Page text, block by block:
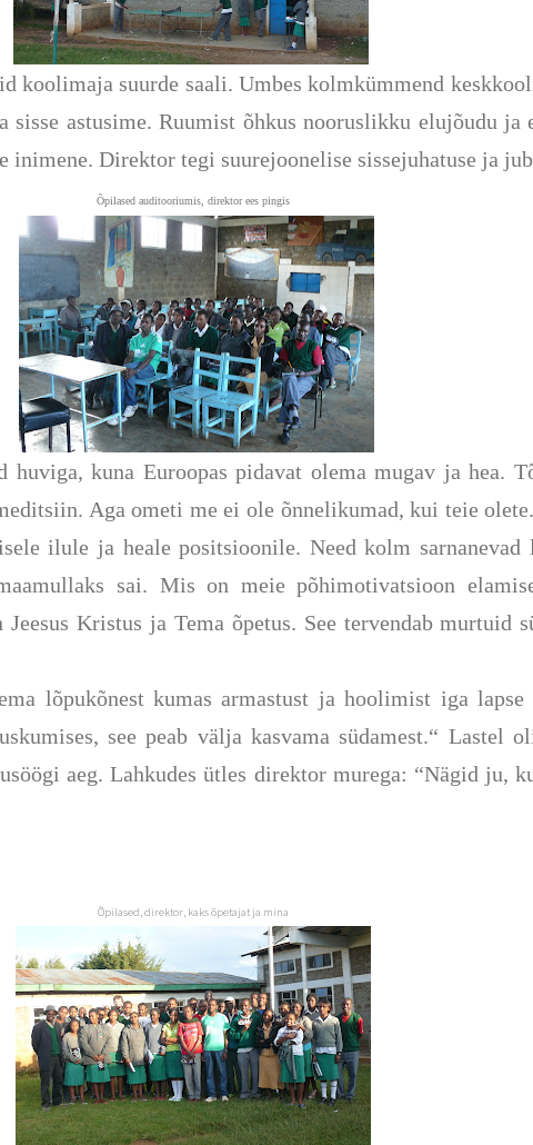
koolimaja suurde saali. Umbes kolmkümmend
sisse astusime. Ruumist õhkus nooruslikku elujõudu ja
inimene. Direktor tegi suurejoonelise sissejuhatuse ja
Õpilased auditooriumis, direktor ees pingis
huviga, kuna Euroopas pidavat olema mugav ja hea.
Aga ometi me ei ole õnnelikumad, kui teie
ilule ja heale positsioonile. Need kolm
sai. Mis on meie põhimotivatsioon
Kristus ja Tema õpetus. See tervendab murtuid
lõpukõnest kumas armastust ja hoolimist iga lapse
see peab välja kasvama südamest.“ Lastel
aeg. Lahkudes ütles direktor murega: “Nägid ju,
Õpilased, direktor, kaks õpetajat ja mina